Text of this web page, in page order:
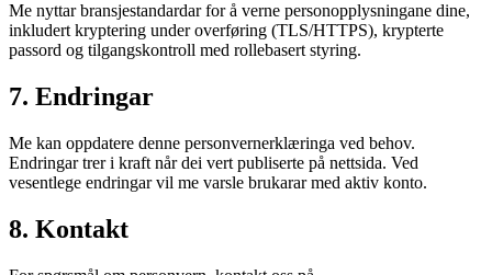
Me nyttar bransjestandardar for å verne personopplysningane dine,
inkludert kryptering under overføring (TLS/HTTPS), krypterte
passord og tilgangskontroll med rollebasert styring.
7. Endringar
Me kan oppdatere denne personvernerklæringa ved behov.
Endringar trer i kraft når dei vert publiserte på nettsida. Ved
vesentlege endringar vil me varsle brukarar med aktiv konto.
8. Kontakt